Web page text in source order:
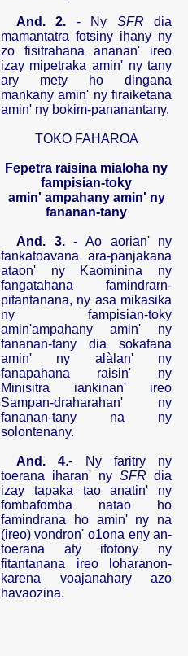
And.2. - Ny SFRdia
mamantatra fotsiny ihany ny
zo
fisitrahana ananan' ireo
izay mipetraka amin' ny tany
ary
metyhodingana
mankany amin' ny firaiketana
amin' ny bokim-pananan­tany.
TOKO FAHAROA
Fepetra raisina mialoha ny
fampisian-toky
amin' ampahany amin' ny
fananan-tany
And.3.- Ao aorian' ny
fankatoavana
ara-panjakana
ataon' ny Kaominina
ny
fangatahana
famindrarn-
pitantanana, ny asa mikasika
ny
fampisian-toky
amin'ampahany
amin' ny
fananan-tany
dia
sokafana
amin' ny alàlan' ny
fanapahana raisin' ny
Minisitra
iankinan' ireo
Sampan-draharahan' ny
fananan-tany
na
ny
solontenany.
And.4.- Ny faritry
ny
toerana
iharan' ny SFRdia
izay
tapaka tao anatin' ny
fombafomba
natao ho
famindrana ho amin' ny
na
(ireo)vondron' o1ona enyan-
toerana
aty ifotony
ny
fitantanana
ireo
loharanon-
karena
voajanahary
azo
havaozina.